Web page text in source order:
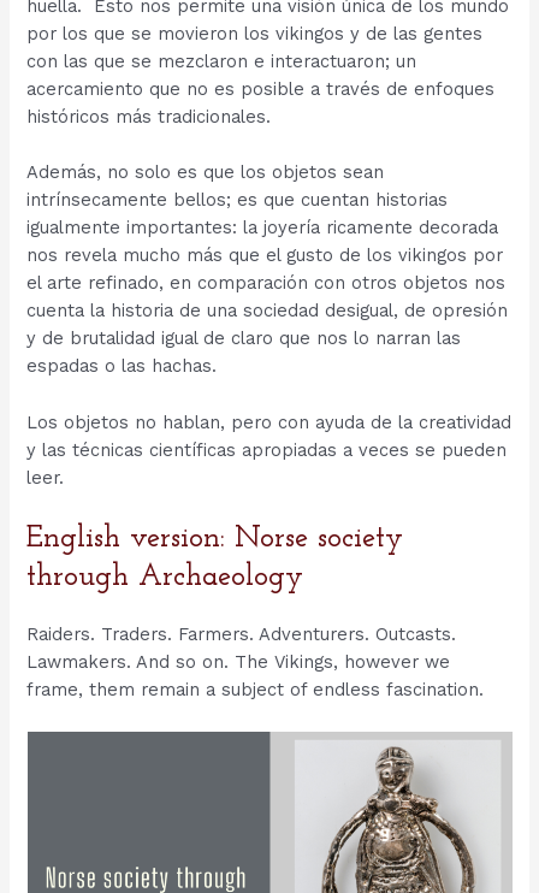
huella. Esto nos permite una visión única de los mundo
por los que se movieron los vikingos y de las gentes
con las que se mezclaron e interactuaron; un
acercamiento que no es posible a través de enfoques
históricos más tradicionales.
Además, no solo es que los objetos sean
intrínsecamente bellos; es que cuentan historias
igualmente importantes: la joyería ricamente decorada
nos revela mucho más que el gusto de los vikingos por
el arte refinado, en comparación con otros objetos nos
cuenta la historia de una sociedad desigual, de opresión
y de brutalidad igual de claro que nos lo narran las
espadas o las hachas.
Los objetos no hablan, pero con ayuda de la creatividad
y las técnicas científicas apropiadas a veces se pueden
leer.
English version: Norse society
through Archaeology
Raiders. Traders. Farmers. Adventurers. Outcasts.
Lawmakers. And so on. The Vikings, however we
frame, them remain a subject of endless fascination.